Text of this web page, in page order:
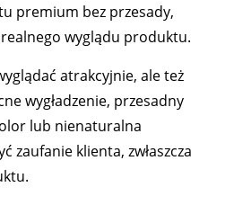
premium bez przesady,
wyglądu produktu.
atrakcyjnie, ale też
wygładzenie, przesadny
lub nienaturalna
zaufanie klienta, zwłaszcza